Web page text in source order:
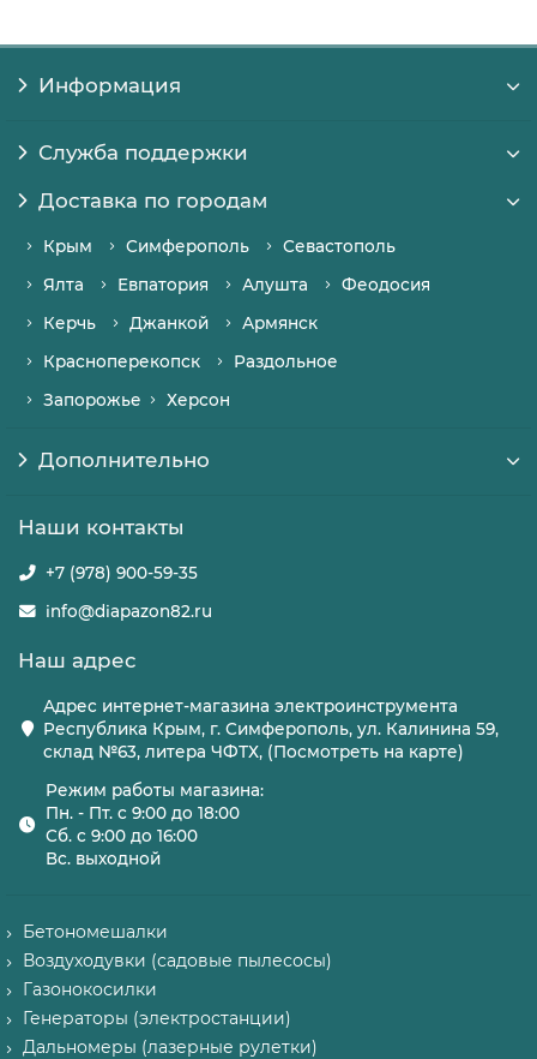
Информация
Служба поддержки
Доставка по городам
Крым Симферополь
Севастополь
Ялта
Евпатория Алушта
Феодосия
Керчь
Джанкой
Армянск
Красноперекопск
Раздольное
Запорожье
Херсон
Дополнительно
Наши контакты
+7 (978) 900-59-35
info@diapazon82.ru
Наш адрес
Адрес интернет-магазина электроинструмента
Республика Крым, г. Симферополь, ул. Калинина 59,
склад №63, литера ЧФТХ, (Посмотреть на карте)
Режим работы магазина:
Пн. - Пт. с 9:00 до 18:00
Сб. с 9:00 до 16:00
Вс. выходной
Бетономешалки
Воздуходувки (садовые пылесосы)
Газонокосилки
Генераторы (электростанции)
Дальномеры (лазерные рулетки)